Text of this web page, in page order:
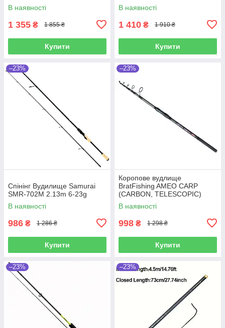
В наявності
1 355 ₴ 1 855 ₴
Купити
В наявності
1 410 ₴ 1 910 ₴
Купити
–23%
Спінінг Вудилище Samurai
SMR-702M 2.13m 6-23g
В наявності
986 ₴ 1 286 ₴
Купити
–23%
Коропове вудлище
BratFishing AMEO CARP
(CARBON, TELESCOPIC)
3.00 m / 120-220 g.
В наявності
998 ₴ 1 298 ₴
Купити
–23% –23%